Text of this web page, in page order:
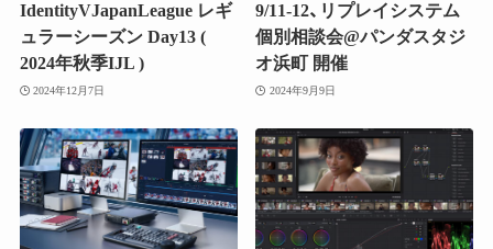
IdentityVJapanLeague レギ
ュラーシーズン Day13 (
2024年秋季IJL )
2024年12月7日
9/11-12、リプレイシステム
個別相談会@パンダスタジ
オ浜町 開催
2024年9月9日